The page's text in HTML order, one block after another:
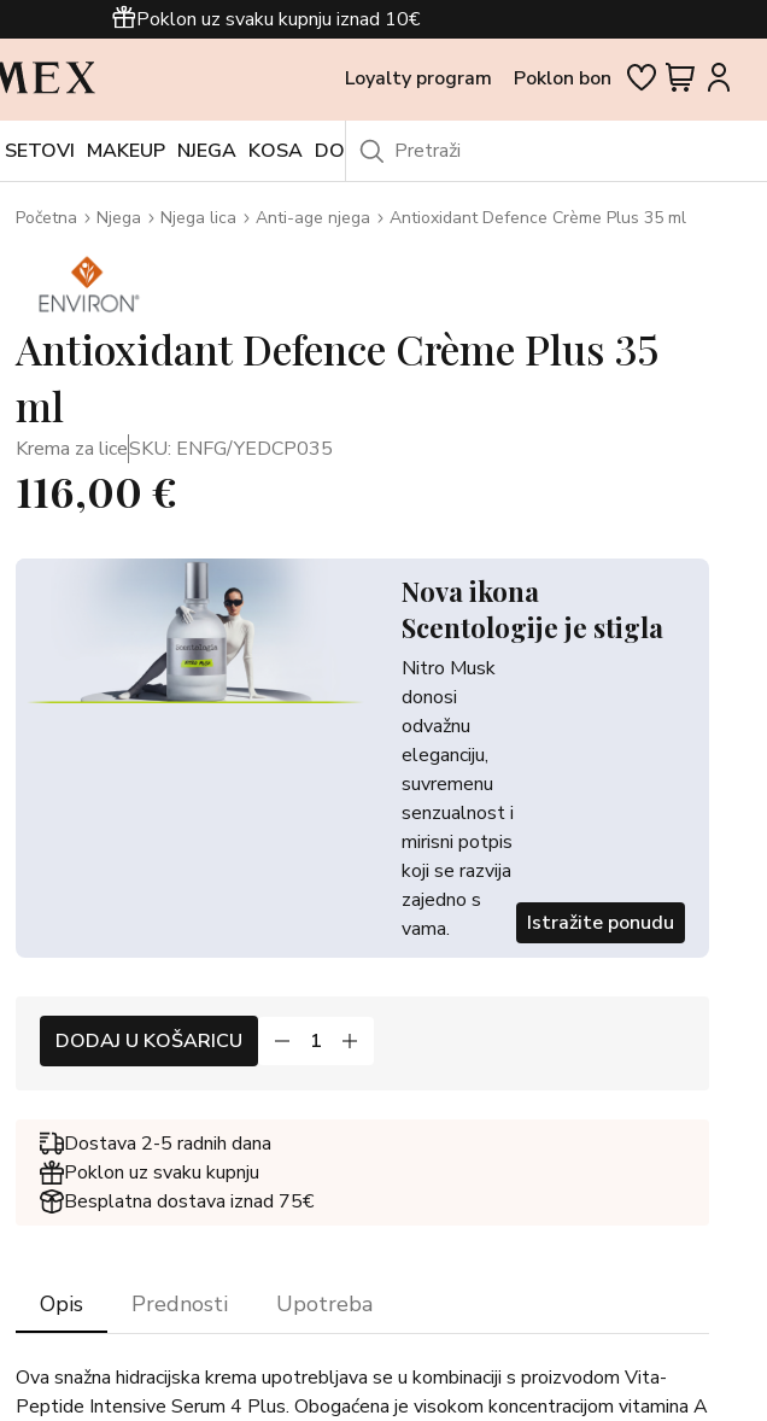
Poklon uz svaku kupnju iznad 10€
Loyalty program Poklon bon
SETOVI MAKEUP NJEGA KOSA DODACI OUTLET
Početna Njega Njega lica Anti-age njega Antioxidant Defence Crème Plus 35 ml
Antioxidant Defence Crème Plus 35
ml
Krema za liceSKU: ENFG/YEDCP035
116,00 €
Nova ikona
Scentologije je stigla
Nitro Musk
donosi
odvažnu
eleganciju,
suvremenu
senzualnost i
mirisni potpis
koji se razvija
zajedno s
vama.
Istražite ponudu
DODAJ U KOŠARICU
Dostava 2-5 radnih dana
Poklon uz svaku kupnju
Besplatna dostava iznad 75€
Opis Prednosti Upotreba
Ova snažna hidracijska krema upotrebljava se u kombinaciji s proizvodom Vita-
Peptide Intensive Serum 4 Plus. Obogaćena je visokom koncentracijom vitamina A